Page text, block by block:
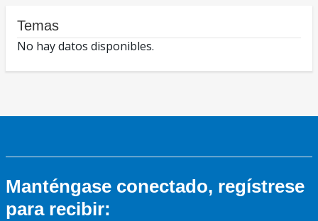
Temas
No hay datos disponibles.
Manténgase conectado, regístrese
para recibir: